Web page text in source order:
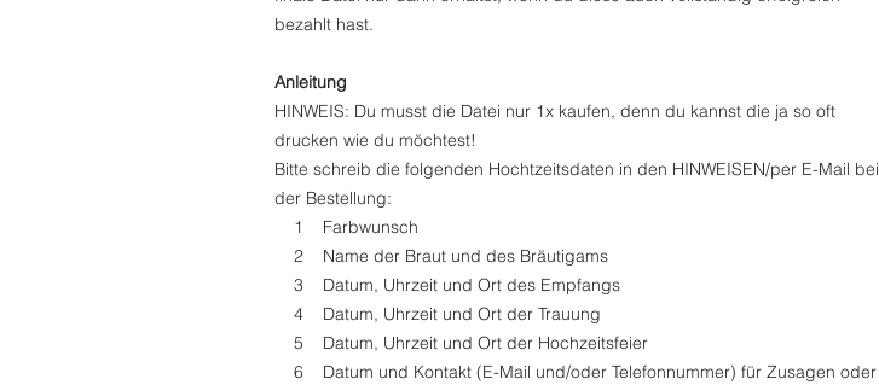
bezahlt hast.
Anleitung
HINWEIS: Du musst die Datei nur 1x kaufen, denn du kannst die ja so oft
drucken wie du möchtest!
Bitte schreib die folgenden Hochtzeitsdaten in den HINWEISEN/per E-Mail bei
der Bestellung:
1 Farbwunsch
2 Name der Braut und des Bräutigams
3 Datum, Uhrzeit und Ort des Empfangs
4 Datum, Uhrzeit und Ort der Trauung
5 Datum, Uhrzeit und Ort der Hochzeitsfeier
6 Datum und Kontakt (E-Mail und/oder Telefonnummer) für Zusagen oder